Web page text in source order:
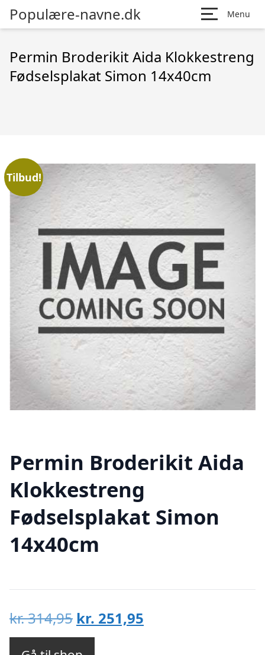
Populære-navne.dk Menu
Permin Broderikit Aida Klokkestreng
Fødselsplakat Simon 14x40cm
Tilbud!
Permin Broderikit Aida
Klokkestreng
Fødselsplakat Simon
14x40cm
kr.314,95 Den
oprindelige
kr. 251,95